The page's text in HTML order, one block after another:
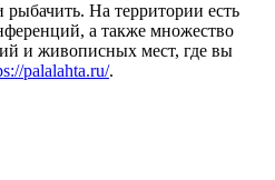
рыбачить. На территории есть
а также множество
и живописных мест, где вы
palalahta.ru/.